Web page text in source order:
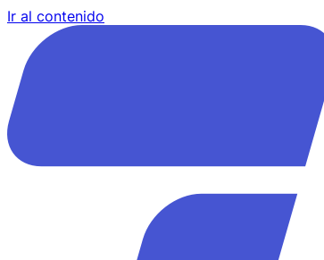
Ir al contenido